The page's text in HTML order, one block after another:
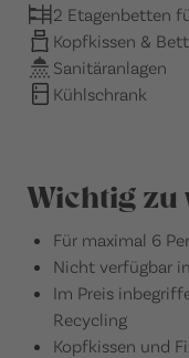
2 Etagenbetten
Kopfkissen &
Sanitäranlagen
Kühlschrank
Wichtig zu
Für maximal 6
Nicht verfügbar
Im Preis
Recycling
Kopfkissen und